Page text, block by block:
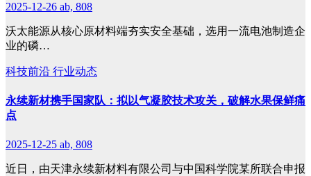
2025-12-26 ab, 808
沃太能源从核心原材料端夯实安全基础，选用一流电池制造企
业的磷…
科技前沿 行业动态
永续新材携手国家队：拟以气凝胶技术攻关，破解水果保鲜痛
点
2025-12-25 ab, 808
近日，由天津永续新材料有限公司与中国科学院某所联合申报